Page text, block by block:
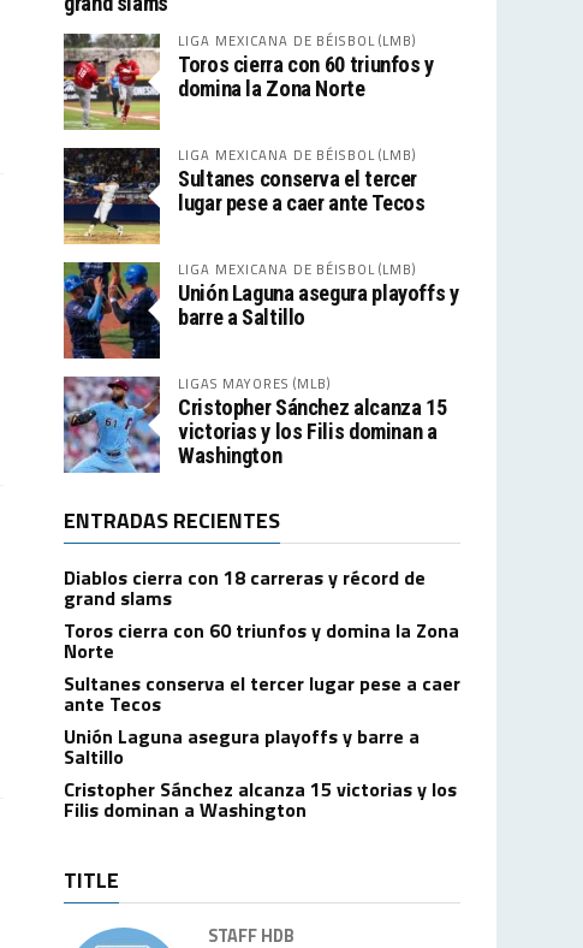
LIGA MEXICANA DE BÉISBOL (LMB)
Toros cierra con 60 triunfos y
domina la Zona Norte
LIGA MEXICANA DE BÉISBOL (LMB)
Sultanes conserva el tercer
lugar pese a caer ante Tecos
LIGA MEXICANA DE BÉISBOL (LMB)
Unión Laguna asegura playoffs y
barre a Saltillo
LIGAS MAYORES (MLB)
Cristopher Sánchez alcanza 15
victorias y los Filis dominan a
Washington
ENTRADAS RECIENTES
Diablos cierra con 18 carreras y récord de
grand slams
Toros cierra con 60 triunfos y domina la Zona
Norte
Sultanes conserva el tercer lugar pese a caer
ante Tecos
Unión Laguna asegura playoffs y barre a
Saltillo
Cristopher Sánchez alcanza 15 victorias y los
Filis dominan a Washington
TITLE
STAFF HDB